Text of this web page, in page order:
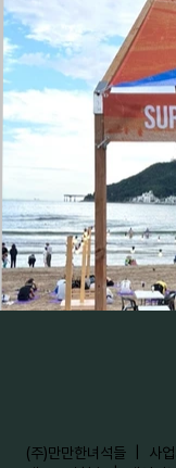
​(주)만만한녀석들 | 사